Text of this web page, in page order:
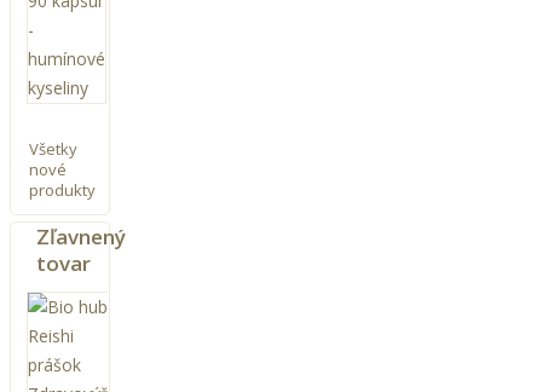
Všetky
nové
produkty
Zľavnený
tovar